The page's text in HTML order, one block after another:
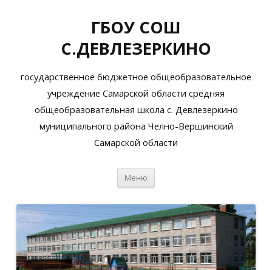
ГБОУ СОШ
С.ДЕВЛЕЗЕРКИНО
государственное бюджетное общеобразовательное
учреждение Самарской области средняя
общеобразовательная школа с. Девлезеркино
муниципального района Челно-Вершинский
Самарской области
Меню